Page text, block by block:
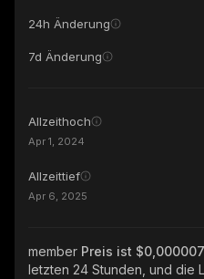
24h Änderung
7d Änderung
Allzeithoch
Apr 1, 2024
Allzeittief
Apr 6, 2025
member Preis ist
letzten 24 Stunden, und die